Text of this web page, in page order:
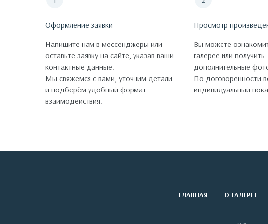
Оформление заявки
Напишите нам в мессенджеры или
оставьте заявку на сайте, указав ваши
контактные данные.
Мы свяжемся с вами, уточним детали
и подберём удобный формат
взаимодействия.
Просмотр
Вы можете
галерее или получить
дополнительные
По договорённости
индивидуальный
ГЛАВНАЯ О ГАЛЕРЕЕ